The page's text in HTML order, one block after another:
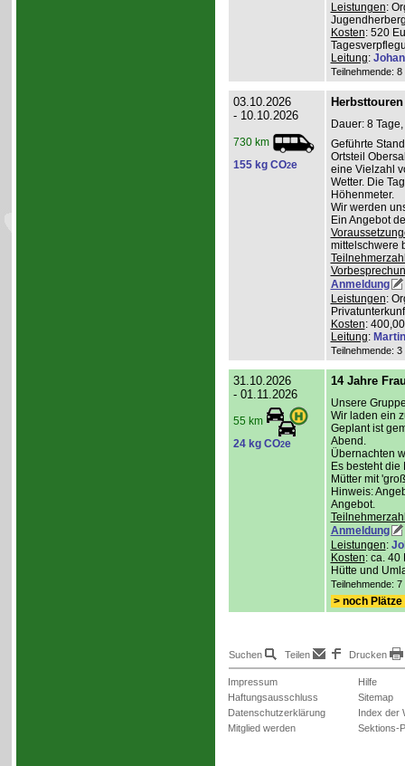
Leistungen:
Kosten: 520
Leitung:
Teilnehmende:
03.10.2026
- 10.10.2026
730 km
155 kg CO2e
Dauer: 8
Geführte
Ortsteil
eine Vielzahl
Wetter. Die
Höhenmeter.
Wir werden
Ein Angebot
mittelschwere
Anmeldung
Leistungen:
Kosten:
Leitung:
Teilnehmende:
31.10.2026
- 01.11.2026
55 km
24 kg CO2e
14 Jahre
Unsere
Wir laden ein
Geplant ist
Abend.
Übernachten
Es besteht
Mütter mit
Hinweis:
Angebot.
Anmeldung
Leistungen:
Kosten: ca. 40
Hütte und
Teilnehmende:
> noch
Suchen Teilen Drucken
Impressum
Haftungsausschluss
Datenschutzerklärung
Mitglied werden
Hilfe
Sitemap
Index der
Sektions-